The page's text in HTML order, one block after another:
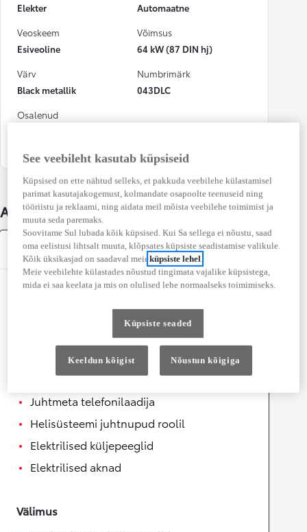
Elekter
Automaatne
Veoskeem
Esiveoline
Võimsus
64 kW (87 DIN hj)
Värv
Black metallik
Numbrimärk
043DLC
Osalenud
Auto üksikasjad
Varustus
Automaatselt kokkuklapitavad
Soojendusega rool
12 V pistikupesa
Juhtmeta telefonilaadija
Helisüsteemi juhtnupud roolil
Elektrilised küljepeeglid
Elektrilised aknad
Välimus
See veebileht kasutab küpsiseid
Küpsised on ette nähtud selleks, et pakkuda veebilehe külastamisel
parimat kasutajakogemust, kolmandate osapoolte teenuseid ning
tööriistu ja reklaami, ning aidata meil mõista veebilehe toimimist ja
muuta seda paremaks.
Soovitame Sul lubada kõik küpsised. Kui Sa sellega ei nõustu, saad
oma eelistusi lihtsalt muuta, klõpsates küpsiste seadistamise valikule.
Kõik üksikasjad on saadaval meieküpsiste lehel.
Meie veebilehte külastades nõustud tingimata vajalike küpsistega,
mida ei saa keelata ja mis on olulised lehe normaalseks toimimiseks.
Küpsiste seaded
Keeldun kõigist Nõustun kõigiga